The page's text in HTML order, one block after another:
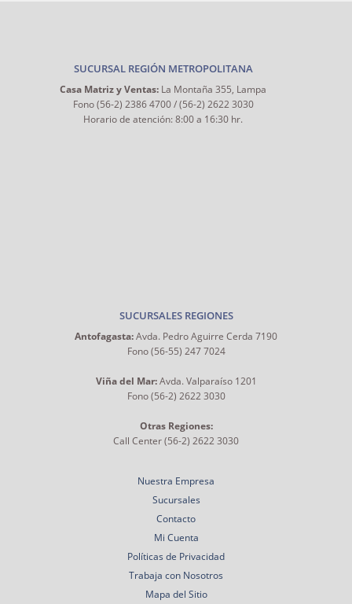
SUCURSAL REGIÓN METROPOLITANA
Casa Matriz y Ventas: La Montaña 355, Lampa
Fono (56-2) 2386 4700 / (56-2) 2622 3030
Horario de atención: 8:00 a 16:30 hr.
SUCURSALES REGIONES
Antofagasta:Avda. Pedro Aguirre Cerda 7190
Fono (56-55) 247 7024
Viña del Mar:Avda. Valparaíso 1201
Fono (56-2) 2622 3030
Otras Regiones:
Call Center (56-2) 2622 3030
Nuestra Empresa
Sucursales
Contacto
Mi Cuenta
Políticas de Privacidad
Trabaja con Nosotros
Mapa del Sitio